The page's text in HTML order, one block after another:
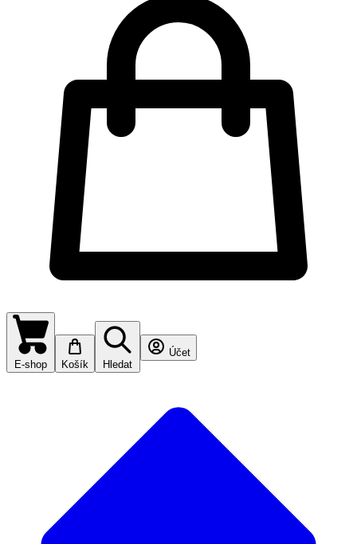
E-shop Košík Hledat
Účet